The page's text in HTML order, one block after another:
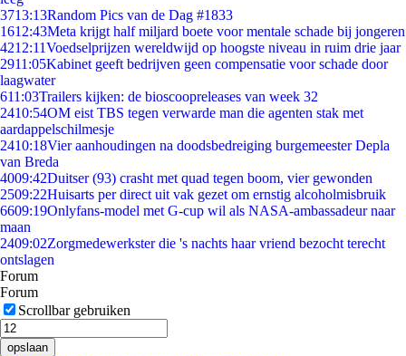
3713:13Random Pics van de Dag #1833
1612:43Meta krijgt half miljard boete voor mentale schade bij jongeren
4212:11Voedselprijzen wereldwijd op hoogste niveau in ruim drie jaar
2911:05Kabinet geeft bedrijven geen compensatie voor schade door
laagwater
611:03Trailers kijken: de bioscoopreleases van week 32
2410:54OM eist TBS tegen verwarde man die agenten stak met
aardappelschilmesje
2410:18Vier aanhoudingen na doodsbedreiging burgemeester Depla
van Breda
4009:42Duitser (93) crasht met quad tegen boom, vier gewonden
2509:22Huisarts per direct uit vak gezet om ernstig alcoholmisbruik
6609:19Onlyfans-model met G-cup wil als NASA-ambassadeur naar
maan
2409:02Zorgmedewerkster die 's nachts haar vriend bezocht terecht
ontslagen
Forum
Forum
Scrollbar gebruiken
opslaan